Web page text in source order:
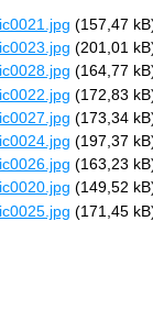
(157,47
(201,01
(164,77
(172,83
(173,34
(197,37
(163,23
(149,52
(171,45